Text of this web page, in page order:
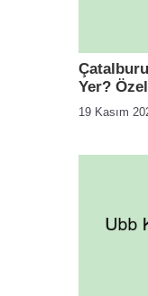
Yer?
19 Kasım